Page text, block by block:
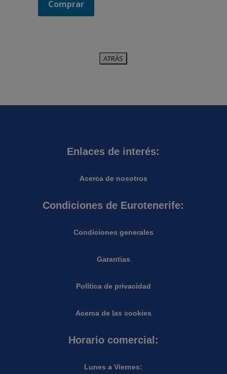
Comprar
Enlaces de interés:
Acerca de nosotros
Condiciones de Eurotenerife:
Condiciones generales
Garantias
Política de privacidad
Acerca de las cookies
Horario comercial:
Lunes a Viernes: